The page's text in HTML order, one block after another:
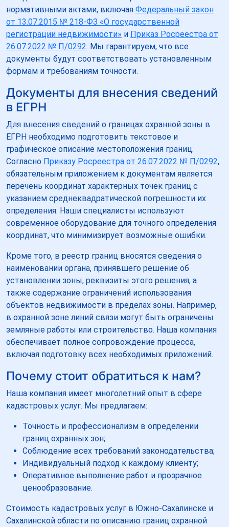
нормативными актами, включая Федеральный закон
от 13.07.2015 № 218-ФЗ «О государственной
регистрации недвижимости» и Приказ Росреестра от
26.07.2022 № П/0292. Мы гарантируем, что все
документы будут соответствовать установленным
формам и требованиям точности.
Документы для внесения сведений
в ЕГРН
Для внесения сведений о границах охранной зоны в
ЕГРН необходимо подготовить текстовое и
графическое описание местоположения границ.
Согласно Приказу Росреестра от 26.07.2022 № П/0292,
обязательным приложением к документам является
перечень координат характерных точек границ с
указанием среднеквадратической погрешности их
определения. Наши специалисты используют
современное оборудование для точного определения
координат, что минимизирует возможные ошибки.
Кроме того, в реестр границ вносятся сведения о
наименовании органа, принявшего решение об
установлении зоны, реквизиты этого решения, а
также содержание ограничений использования
объектов недвижимости в пределах зоны. Например,
в охранной зоне линий связи могут быть ограничены
земляные работы или строительство. Наша компания
обеспечивает полное сопровождение процесса,
включая подготовку всех необходимых приложений.
Почему стоит обратиться к нам?
Наша компания имеет многолетний опыт в сфере
кадастровых услуг. Мы предлагаем:
Точность и профессионализм в определении
границ охранных зон;
Соблюдение всех требований законодательства;
Индивидуальный подход к каждому клиенту;
Оперативное выполнение работ и прозрачное
ценообразование.
Стоимость кадастровых услуг в Южно-Сахалинске и
Сахалинской области по описанию границ охранной